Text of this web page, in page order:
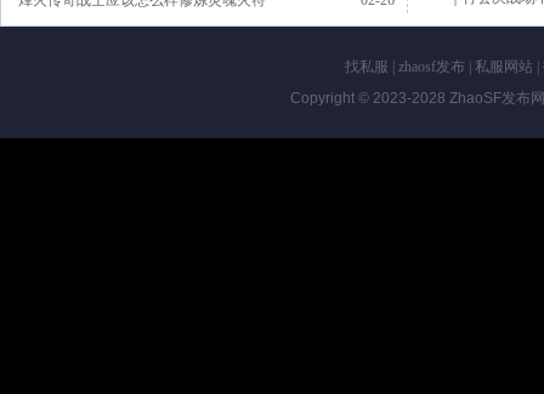
找私服 zhaosf发布 私服网站
Copyright © 2023-2028 ZhaoSF发布网